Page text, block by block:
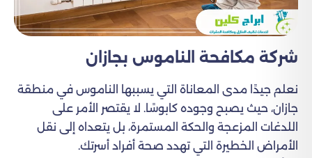
شركة مكافحة الناموس بجازان
نعلم جيدًا مدى المعاناة التي يسببها الناموس في منطقة
جازان، حيث يصبح وجوده كابوسًا. لا يقتصر الأمر على
اللدغات المزعجة والحكة المستمرة، بل يتعداه إلى نقل
الأمراض الخطيرة التي تهدد صحة أفراد أسرتك.